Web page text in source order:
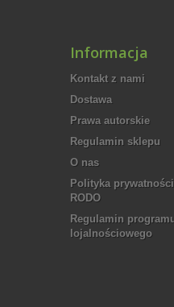
Informacja
Kontakt z nami
Dostawa
Prawa autorskie
Regulamin sklepu
O nas
Polityka prywatności
RODO
Regulamin
lojalnościowego